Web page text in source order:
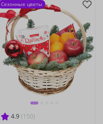
4.9 (150)
Сезонные цветы